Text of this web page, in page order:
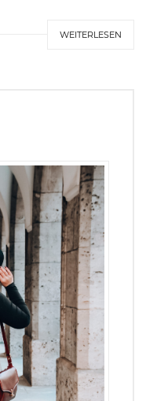
WEITERLESEN